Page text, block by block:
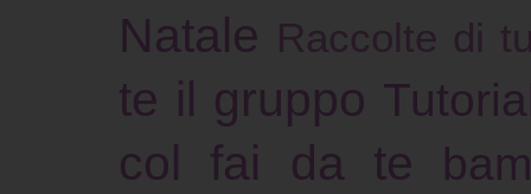
Natale Raccolte di
te il gruppo
col fai da te